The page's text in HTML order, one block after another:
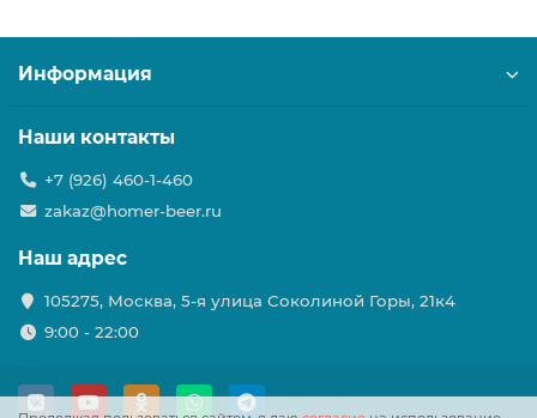
Информация
Наши контакты
+7 (926) 460-1-460
zakaz@homer-beer.ru
Наш адрес
105275, Москва, 5-я улица Соколиной Горы, 21к4
9:00 - 22:00